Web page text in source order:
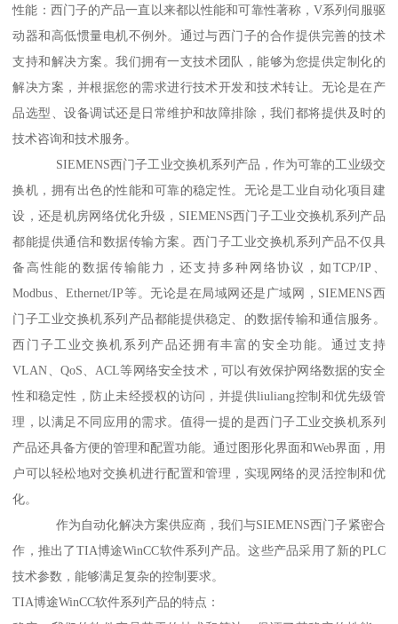
性能：西门子的产品一直以来都以性能和可靠性著称，V系列伺服驱
动器和高低惯量电机不例外。通过与西门子的合作提供完善的技术
支持和解决方案。我们拥有一支技术团队，能够为您提供定制化的
解决方案，并根据您的需求进行技术开发和技术转让。无论是在产
品选型、设备调试还是日常维护和故障排除，我们都将提供及时的
技术咨询和技术服务。
SIEMENS西门子工业交换机系列产品，作为可靠的工业级交
换机，拥有出色的性能和可靠的稳定性。无论是工业自动化项目建
设，还是机房网络优化升级，SIEMENS西门子工业交换机系列产品
都能提供通信和数据传输方案。西门子工业交换机系列产品不仅具
备高性能的数据传输能力，还支持多种网络协议，如TCP/IP、
Modbus、Ethernet/IP等。无论是在局域网还是广域网，SIEMENS西
门子工业交换机系列产品都能提供稳定、的数据传输和通信服务。
西门子工业交换机系列产品还拥有丰富的安全功能。通过支持
VLAN、QoS、ACL等网络安全技术，可以有效保护网络数据的安全
性和稳定性，防止未经授权的访问，并提供liuliang控制和优先级管
理，以满足不同应用的需求。值得一提的是西门子工业交换机系列
产品还具备方便的管理和配置功能。通过图形化界面和Web界面，用
户可以轻松地对交换机进行配置和管理，实现网络的灵活控制和优
化。
作为自动化解决方案供应商，我们与SIEMENS西门子紧密合
作，推出了TIA博途WinCC软件系列产品。这些产品采用了新的PLC
技术参数，能够满足复杂的控制要求。
TIA博途WinCC软件系列产品的特点：